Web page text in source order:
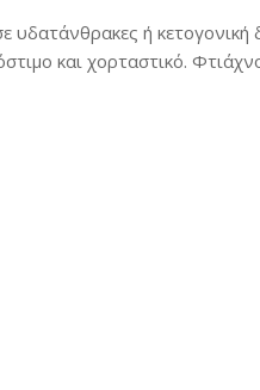
υδατάνθρακες ή
και χορταστικό.